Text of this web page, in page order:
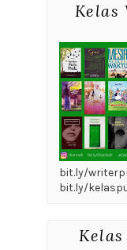
Kelas
bit.ly/
bit.ly/